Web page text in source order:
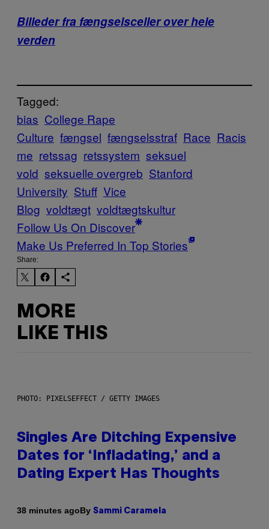
Billeder fra fængselsceller over hele
verden
Tagged:
bias College Rape
Culture fængsel fængselsstraf Race Racis
me retssag retssystem seksuel
vold seksuelle overgreb Stanford
University Stuff Vice
Blog voldtægt voldtægtskultur
Follow Us On Discover
Make Us Preferred In Top Stories
Share:
MORE
LIKE THIS
PHOTO: PIXELSEFFECT / GETTY IMAGES
Singles Are Ditching Expensive
Dates for ‘Infladating,’ and a
Dating Expert Has Thoughts
38 minutes agoBy Sammi Caramela